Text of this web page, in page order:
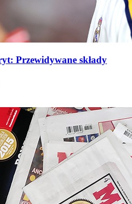
Przewidywane składy